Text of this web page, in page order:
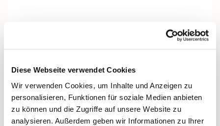
Diese Webseite verwendet Cookies
Wir verwenden Cookies, um Inhalte und Anzeigen zu
personalisieren, Funktionen für soziale Medien anbieten
zu können und die Zugriffe auf unsere Website zu
analysieren. Außerdem geben wir Informationen zu Ihrer